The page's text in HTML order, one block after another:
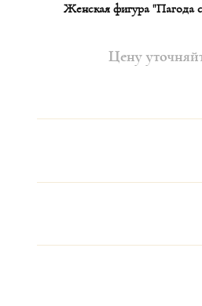
Женская фигура "Пагода
Цену